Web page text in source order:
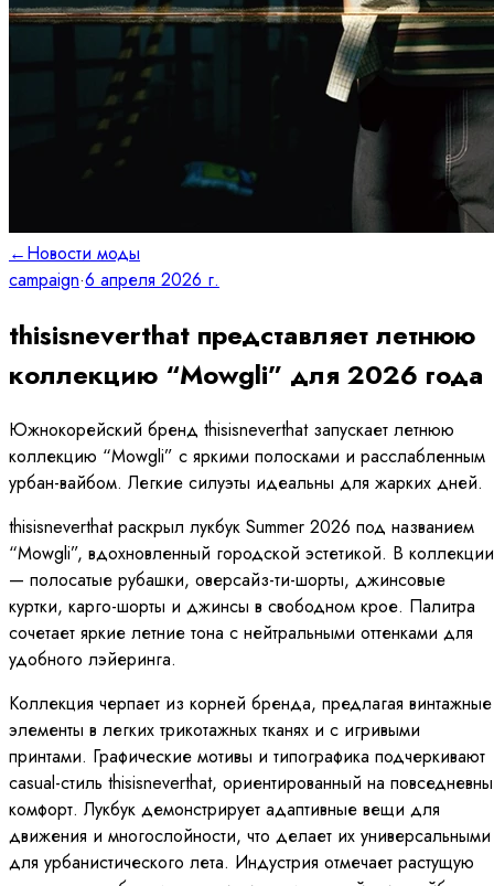
←Новости моды
campaign·6 апреля 2026 г.
thisisneverthat представляет летнюю
коллекцию “Mowgli” для 2026 года
Южнокорейский бренд thisisneverthat запускает летнюю
коллекцию “Mowgli” с яркими полосками и расслабленным
урбан-вайбом. Легкие силуэты идеальны для жарких дней.
thisisneverthat раскрыл лукбук Summer 2026 под названием
“Mowgli”, вдохновленный городской эстетикой. В коллекции
— полосатые рубашки, оверсайз-ти-шорты, джинсовые
куртки, карго-шорты и джинсы в свободном крое. Палитра
сочетает яркие летние тона с нейтральными оттенками для
удобного лэйеринга.
Коллекция черпает из корней бренда, предлагая винтажные
элементы в легких трикотажных тканях и с игривыми
принтами. Графические мотивы и типографика подчеркивают
casual-стиль thisisneverthat, ориентированный на
комфорт. Лукбук демонстрирует адаптивные вещи для
движения и многослойности, что делает их универсальными
для урбанистического лета. Индустрия отмечает растущую